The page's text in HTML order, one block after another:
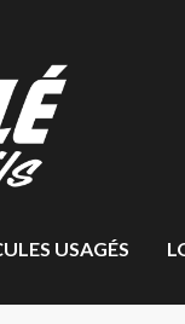
USAGÉS